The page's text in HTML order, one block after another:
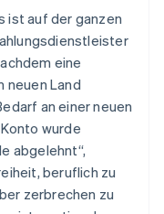
ist auf der ganzen
eine
neuen Land
an einer neuen
wurde
abgelehnt“,
beruflich zu
zerbrechen zu